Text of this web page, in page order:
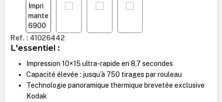
Ref. : 41026442
L'essentiel :
Impression 10×15 ultra-rapide en 8,7 secondes
Capacité élevée : jusqu’à 750 tirages par rouleau
Technologie panoramique thermique brevetée exclusive
Kodak